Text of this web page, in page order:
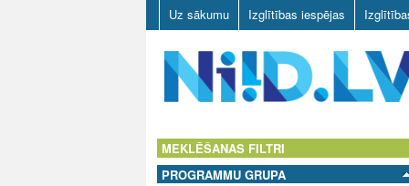
Uz sākumu Izglītības iespējas
MEKLĒŠANAS FILTRI
PROGRAMMU GRUPA